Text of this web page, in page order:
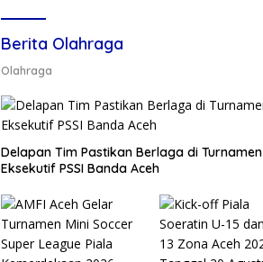
Berita Olahraga
Olahraga
Delapan Tim Pastikan Berlaga di Turnamen
Eksekutif PSSI Banda Aceh